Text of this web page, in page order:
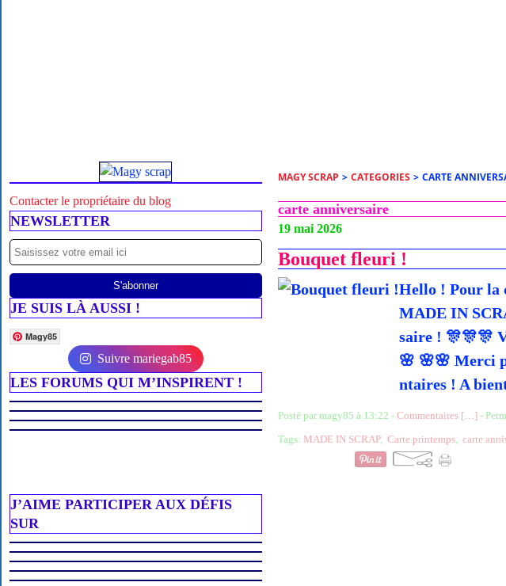
Contacter le propriétaire du blog
NEWSLETTER
JE SUIS LÀ AUSSI !
Magy85
Suivre mariegab85
LES FORUMS QUI M’INSPIRENT !
J’AIME PARTICIPER AUX DÉFIS
SUR
MAGY SCRAP > CATEGORIES > CARTE
carte anniversaire
19 mai 2026
Bouquet fleuri !
Hello ! Pour la
MADE IN
saire ! 🎊🎊🎊
🌸 🌸🌸 Merci
ntaires ! A
Posté par magy85 à 13:22 - Commentaires […]-
Tags: MADE IN SCRAP, Carte printemps, carte